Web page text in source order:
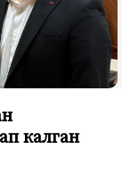
калган